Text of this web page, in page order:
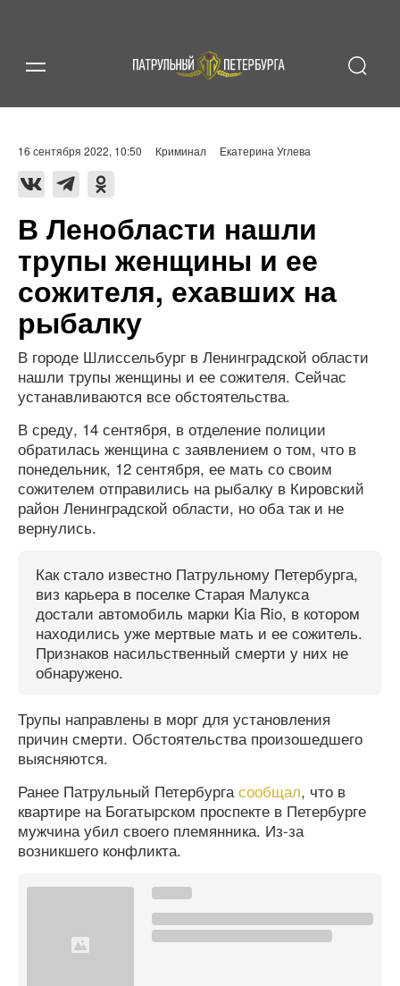
16 сентября 2022, 10:50 Криминал Екатерина Углева
В Ленобласти нашли
трупы женщины и ее
сожителя, ехавших на
рыбалку
В городе Шлиссельбург в Ленинградской области
нашли трупы женщины и ее сожителя. Сейчас
устанавливаются все обстоятельства.
В среду, 14 сентября, в отделение полиции
обратилась женщина с заявлением о том, что в
понедельник, 12 сентября, ее мать со своим
сожителем отправились на рыбалку в Кировский
район Ленинградской области, но оба так и не
вернулись.
Как стало известно Патрульному Петербурга,
виз карьера в поселке Старая Малукса
достали автомобиль марки Kia Rio, в котором
находились уже мертвые мать и ее сожитель.
Признаков насильственный смерти у них не
обнаружено.
Трупы направлены в морг для установления
причин смерти. Обстоятельства произошедшего
выясняются.
Ранее Патрульный Петербургасообщал, что в
квартире на Богатырском проспекте в Петербурге
мужчина убил своего племянника. Из-за
возникшего конфликта.